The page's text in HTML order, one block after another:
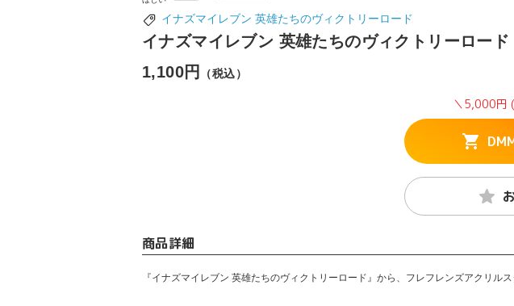
イナズマイレブン 英雄たちのヴィクトリーロード
イナズマイレブン 英雄たちのヴィクトリーロー
1,100円
（税込）
＼5,000円
商品詳細
『イナズマイレブン 英雄たちのヴィクトリーロード』から、フレフレンズアクリルス